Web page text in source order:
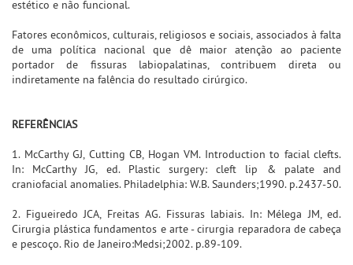
estético e não funcional.
Fatores econômicos, culturais, religiosos e sociais, associados à falta
de uma política nacional que dê maior atenção ao paciente
portador de fissuras labiopalatinas, contribuem direta ou
indiretamente na falência do resultado cirúrgico.
REFERÊNCIAS
1. McCarthy GJ, Cutting CB, Hogan VM. Introduction to facial clefts.
In: McCarthy JG, ed. Plastic surgery: cleft lip & palate and
craniofacial anomalies. Philadelphia: W.B. Saunders;1990. p.2437-50.
2. Figueiredo JCA, Freitas AG. Fissuras labiais. In: Mélega JM, ed.
Cirurgia plástica fundamentos e arte - cirurgia reparadora de cabeça
e pescoço. Rio de Janeiro:Medsi;2002. p.89-109.